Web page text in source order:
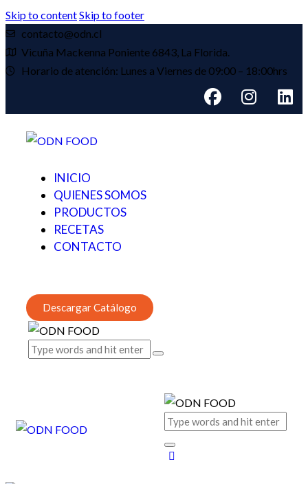
Skip to contentSkip to footer
contacto@odn.cl
Vicuña Mackenna Poniente 6843, La Florida.
Horario de atención: Lunes a Viernes de 09:00 – 18:00hrs
INICIO
QUIENES SOMOS
PRODUCTOS
RECETAS
CONTACTO
Descargar Catálogo